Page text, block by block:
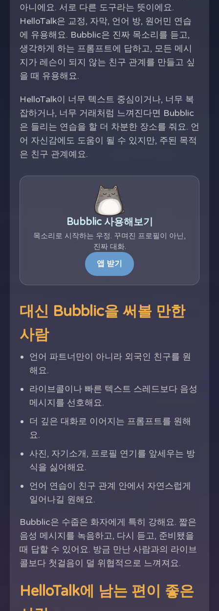
아니에요. 서로 다른 도구라는 뜻이에요.
HelloTalk은 교정, 자막, 언어 방, 원어민 연습
에 유용해요. Bubblic은 진짜 목소리를 듣고,
생각하게 하는 프롬프트에 답하고, 모든 메시
지가 레슨이 되지 않는 친구 관계를 만들고 싶
을 때 유용해요.
HelloTalk이 너무 텍스트 중심이거나, 너무 복
잡하거나, 너무 거래처럼 느껴진다면 Bubblic
은 들리는 연습을 할 더 차분한 장소를 줘요. 언
어 자신감에도 도움이 될 수 있지만, 주된 목적
은 친구 관계예요.
Bubblic 사용해보기
목소리로 시작하는 우정. 꾸며진 프로필이 아닌,
진짜 대화.
앱 받기
대신 Bubblic을 써볼 만한
사람
언어 파트너만이 아니라 외국인 친구를 원
해요.
라이브콜이나 빠른 텍스트 스레드보다 음성
메시지를 선호해요.
더 깊은 대화로 이어지는 프롬프트를 원해
요.
사진, 자기소개, 프로필 연기를 앞세우는 방
식을 싫어해요.
언어 연습이 친구 관계 안에서 자연스럽게
일어나길 원해요.
Bubblic은 수줍은 화자에게 특히 강해요. 짧은
음성 메시지를 녹음하고, 다시 듣고, 준비됐을
때 답할 수 있어요. 방금 만난 사람과의 라이브
콜보다 첫걸음이 덜 위협적으로 느껴져요.
HelloTalk에 남는 편이 좋은